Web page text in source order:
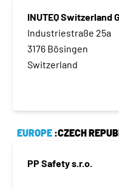
INUTEQ Switzerland
Industriestraße 25a
3176 Bösingen
Switzerland
EUROPE :CZECH
PP Safety s.r.o.